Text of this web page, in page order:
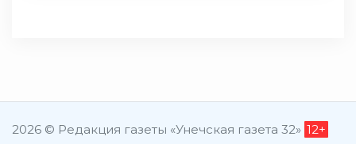
2026 © Редакция газеты «Унечская газета 32» 12+